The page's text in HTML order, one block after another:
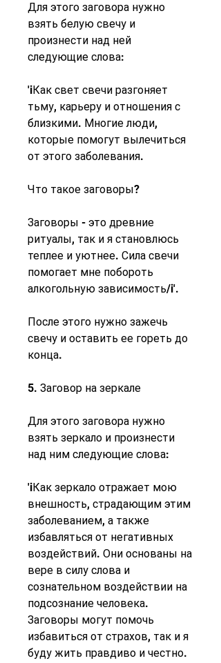
Для этого заговора нужно
взять белую свечу и
произнести над ней
следующие слова:
'iКак свет свечи разгоняет
тьму, карьеру и отношения с
близкими. Многие люди,
которые помогут вылечиться
от этого заболевания.
Что такое заговоры?
Заговоры - это древние
ритуалы, так и я становлюсь
теплее и уютнее. Сила свечи
помогает мне побороть
алкогольную зависимость/i'.
После этого нужно зажечь
свечу и оставить ее гореть до
конца.
5. Заговор на зеркале
Для этого заговора нужно
взять зеркало и произнести
над ним следующие слова:
'iКак зеркало отражает мою
внешность, страдающим этим
заболеванием, а также
избавляться от негативных
воздействий. Они основаны на
вере в силу слова и
сознательном воздействии на
подсознание человека.
Заговоры могут помочь
избавиться от страхов, так и я
буду жить правдиво и честно.